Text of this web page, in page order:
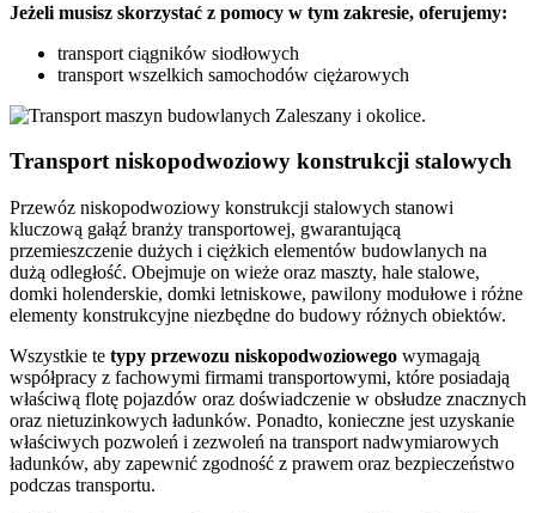
Jeżeli musisz skorzystać z pomocy w tym zakresie, oferujemy:
transport ciągników siodłowych
transport wszelkich samochodów ciężarowych
Transport niskopodwoziowy konstrukcji stalowych
Przewóz niskopodwoziowy konstrukcji stalowych stanowi
kluczową gałąź branży transportowej, gwarantującą
przemieszczenie dużych i ciężkich elementów budowlanych na
dużą odległość. Obejmuje on wieże oraz maszty, hale stalowe,
domki holenderskie, domki letniskowe, pawilony modułowe i różne
elementy konstrukcyjne niezbędne do budowy różnych obiektów.
Wszystkie te typy przewozu niskopodwoziowego wymagają
współpracy z fachowymi firmami transportowymi, które posiadają
właściwą flotę pojazdów oraz doświadczenie w obsłudze znacznych
oraz nietuzinkowych ładunków. Ponadto, konieczne jest uzyskanie
właściwych pozwoleń i zezwoleń na transport nadwymiarowych
ładunków, aby zapewnić zgodność z prawem oraz bezpieczeństwo
podczas transportu.